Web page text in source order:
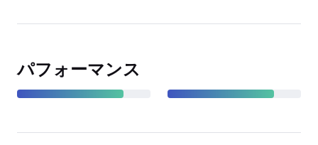
パフォーマンス